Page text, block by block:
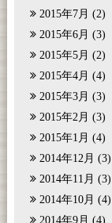
2015年7月 (2)
2015年6月 (3)
2015年5月 (2)
2015年4月 (4)
2015年3月 (3)
2015年2月 (3)
2015年1月 (4)
2014年12月 (3)
2014年11月 (3)
2014年10月 (4)
2014年9月 (4)